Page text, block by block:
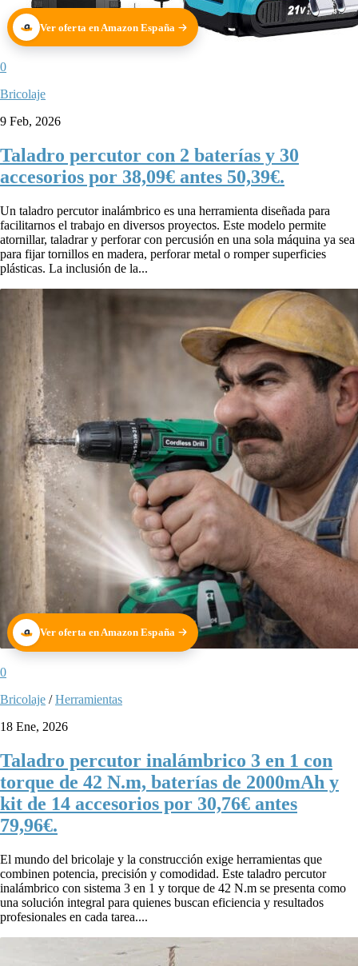
Ver oferta en Amazon España
0
Bricolaje
9 Feb, 2026
Taladro percutor con 2 baterías y 30
accesorios por 38,09€ antes 50,39€.
Un taladro percutor inalámbrico es una herramienta diseñada para
facilitarnos el trabajo en diversos proyectos. Este modelo permite
atornillar, taladrar y perforar con percusión en una sola máquina ya sea
para fijar tornillos en madera, perforar metal o romper superficies
plásticas. La inclusión de la...
Ver oferta en Amazon España
0
Bricolaje /Herramientas
18 Ene, 2026
Taladro percutor inalámbrico 3 en 1 con
torque de 42 N.m, baterías de 2000mAh y
kit de 14 accesorios por 30,76€ antes
79,96€.
El mundo del bricolaje y la construcción exige herramientas que
combinen potencia, precisión y comodidad. Este taladro percutor
inalámbrico con sistema 3 en 1 y torque de 42 N.m se presenta como
una solución integral para quienes buscan eficiencia y resultados
profesionales en cada tarea....